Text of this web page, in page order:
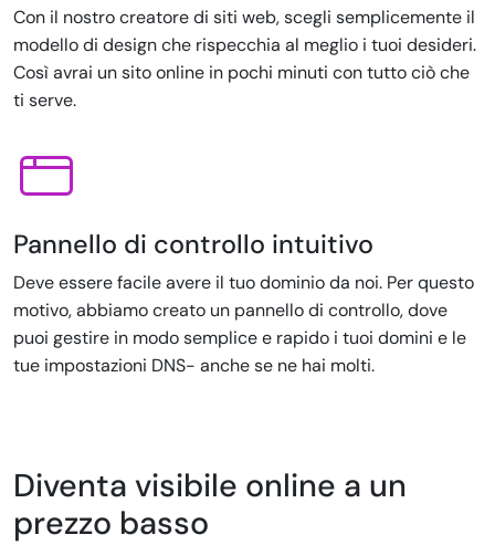
Con il nostro creatore di siti web, scegli semplicemente il
modello di design che rispecchia al meglio i tuoi desideri.
Così avrai un sito online in pochi minuti con tutto ciò che
ti serve.
Pannello di controllo intuitivo
Deve essere facile avere il tuo dominio da noi. Per questo
motivo, abbiamo creato un pannello di controllo, dove
puoi gestire in modo semplice e rapido i tuoi domini e le
tue impostazioni DNS- anche se ne hai molti.
Diventa visibile online a un
prezzo basso